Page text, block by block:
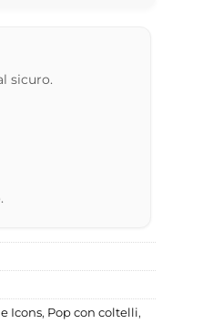
sicuro.
Icons, Pop con coltelli,